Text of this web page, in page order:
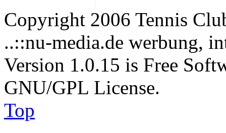
Copyright 2006 Tennis
..::nu-media.de werbung,
Version 1.0.15 is Free
GNU/GPL License.
Top